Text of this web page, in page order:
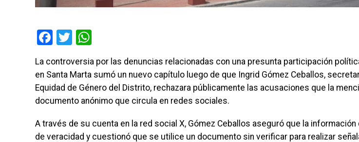
Facebook
Twitter
La controversia por las denuncias relacionadas con una presunta participación
en Santa Marta sumó un nuevo capítulo luego de que Ingrid Gómez Ceballos,
Equidad de Género del Distrito, rechazara públicamente las acusaciones que la
documento anónimo que circula en redes sociales.
A través de su cuenta en la red social X, Gómez Ceballos aseguró que la
de veracidad y cuestionó que se utilice un documento sin verificar para realizar